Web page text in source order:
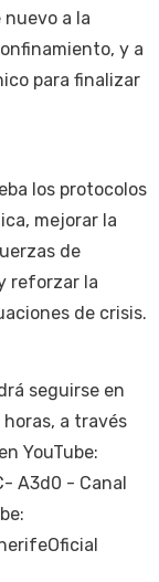
nuevo a la
y a
para finalizar
los protocolos
mejorar la
de
reforzar la
de crisis.
seguirse en
a través
YouTube:
A3d0 - Canal